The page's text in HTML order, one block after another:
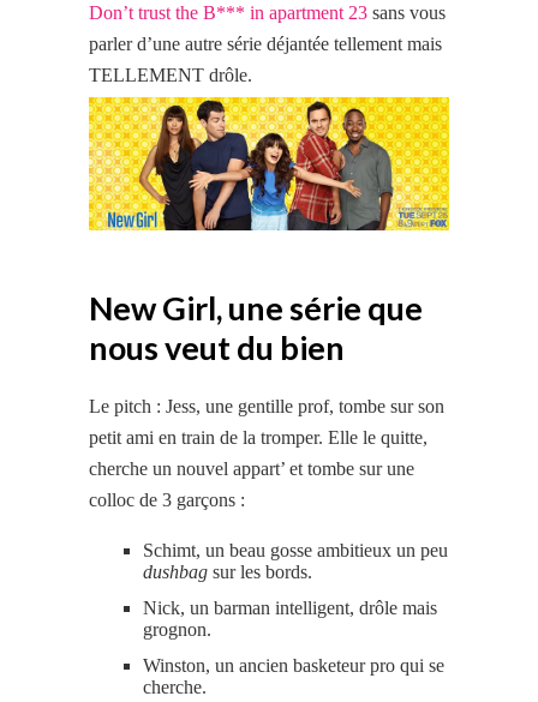
Don’t trust the B*** in apartment 23 sans vous
parler d’une autre série déjantée tellement mais
TELLEMENT drôle.
New Girl, une série que
nous veut du bien
Le pitch : Jess, une gentille prof, tombe sur son
petit ami en train de la tromper. Elle le quitte,
cherche un nouvel appart’ et tombe sur une
colloc de 3 garçons :
Schimt, un beau gosse ambitieux un peu
dushbag sur les bords.
Nick, un barman intelligent, drôle mais
grognon.
Winston, un ancien basketeur pro qui se
cherche.